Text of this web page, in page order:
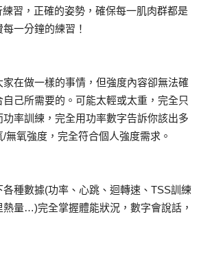
習，正確的姿勢，確保每一肌肉群都是
一分鐘的練習！
在做一樣的事情，但強度內容卻無法確
己所需要的。可能太輕或太重，完全只
率訓練，完全用功率數字告訴你該出多
無氧強度，完全符合個人強度需求。
種數據(功率、心跳、迴轉速、TSS訓練
量…)完全掌握體能狀況，數字會說話，